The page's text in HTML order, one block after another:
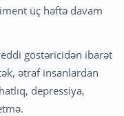
üç həftə davam
göstəricidən ibarət
ətraf insanlardan
depressiya,